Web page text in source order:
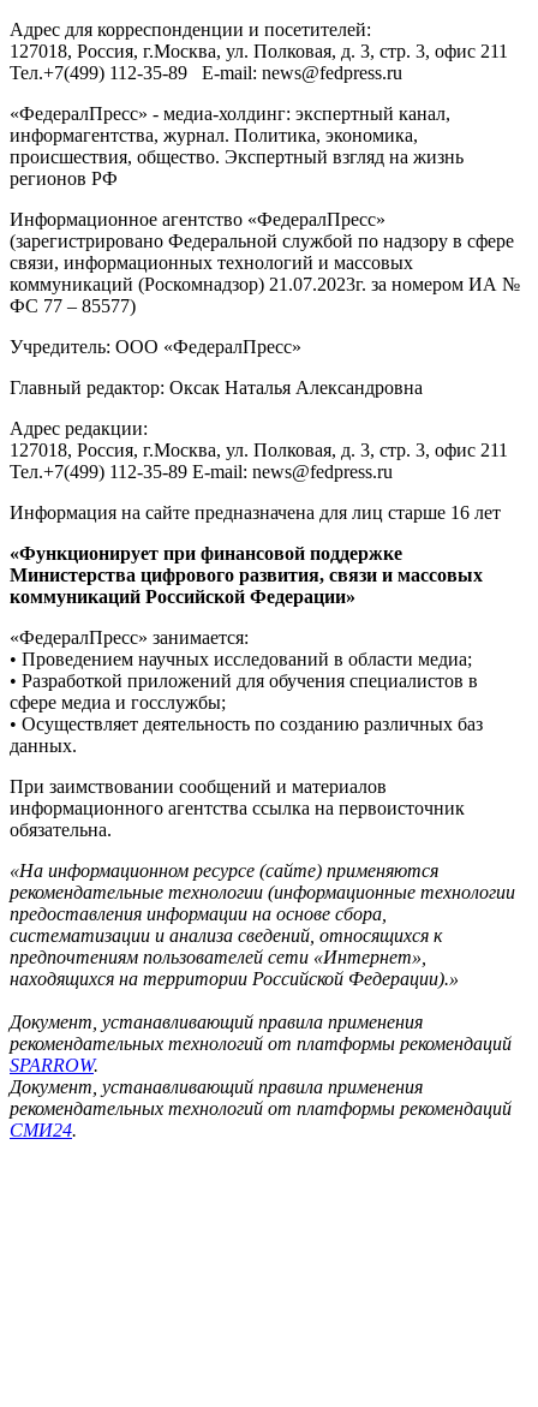
Адрес для корреспонденции и посетителей:
127018, Россия, г.Москва, ул. Полковая, д. 3, стр. 3, офис 211
Тел.+7(499) 112-35-89 E-mail: news@fedpress.ru
«ФедералПресс» - медиа-холдинг: экспертный канал,
информагентства, журнал. Политика, экономика,
происшествия, общество. Экспертный взгляд на жизнь
регионов РФ
Информационное агентство «ФедералПресс»
(зарегистрировано Федеральной службой по надзору в сфере
связи, информационных технологий и массовых
коммуникаций (Роскомнадзор) 21.07.2023г. за номером ИА №
ФС 77 – 85577)
Учредитель: ООО «ФедералПресс»
Главный редактор: Оксак Наталья Александровна
Адрес редакции:
127018, Россия, г.Москва, ул. Полковая, д. 3, стр. 3, офис 211
Тел.+7(499) 112-35-89 E-mail: news@fedpress.ru
Информация на сайте предназначена для лиц старше 16 лет
«Функционирует при финансовой поддержке
Министерства цифрового развития, связи и массовых
коммуникаций Российской Федерации»
«ФедералПресс» занимается:
• Проведением научных исследований в области медиа;
• Разработкой приложений для обучения специалистов в
сфере медиа и госслужбы;
• Осуществляет деятельность по созданию различных баз
данных.
При заимствовании сообщений и материалов
информационного агентства ссылка на первоисточник
обязательна.
«На информационном ресурсе (сайте) применяются
рекомендательные технологии (информационные технологии
предоставления информации на основе сбора,
систематизации и анализа сведений, относящихся к
предпочтениям пользователей сети «Интернет»,
находящихся на территории Российской Федерации).»
Документ, устанавливающий правила применения
рекомендательных технологий от платформы рекомендаций
SPARROW.
Документ, устанавливающий правила применения
рекомендательных технологий от платформы рекомендаций
СМИ24.